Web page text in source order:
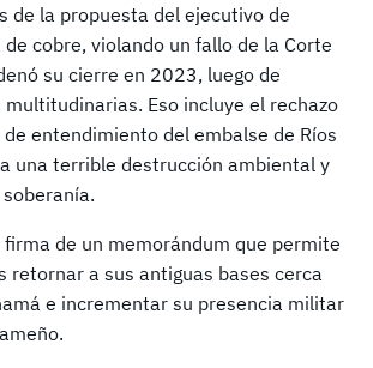
de la propuesta del ejecutivo de
cobre, violando un fallo de la Corte
su cierre en 2023, luego de
Eso incluye el rechazo
entendimiento del embalse de Ríos
una terrible destrucción ambiental y
de un memorándum que permite
retornar a sus antiguas bases cerca
e incrementar su presencia militar